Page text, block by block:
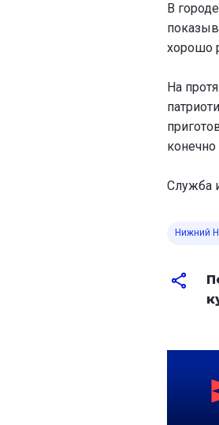
В
хорошо
На
конечно
Служба
Нижний